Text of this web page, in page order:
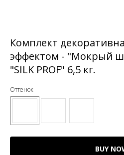
Комплект
эффектом - "Мокрый
"SILK PROF" 6,5 кг.
Оттенок
BUY